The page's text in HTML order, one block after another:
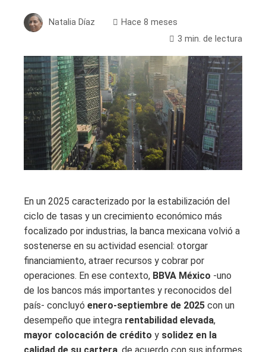
Natalia Díaz
Hace 8 meses
3 min. de lectura
En un 2025 caracterizado por la estabilización del
ciclo de tasas y un crecimiento económico más
focalizado por industrias, la banca mexicana volvió a
sostenerse en su actividad esencial: otorgar
financiamiento, atraer recursos y cobrar por
operaciones. En ese contexto, BBVA México -uno
de los bancos más importantes y reconocidos del
país- concluyó enero-septiembre de 2025 con un
desempeño que integra rentabilidad elevada,
mayor colocación de crédito y solidez en la